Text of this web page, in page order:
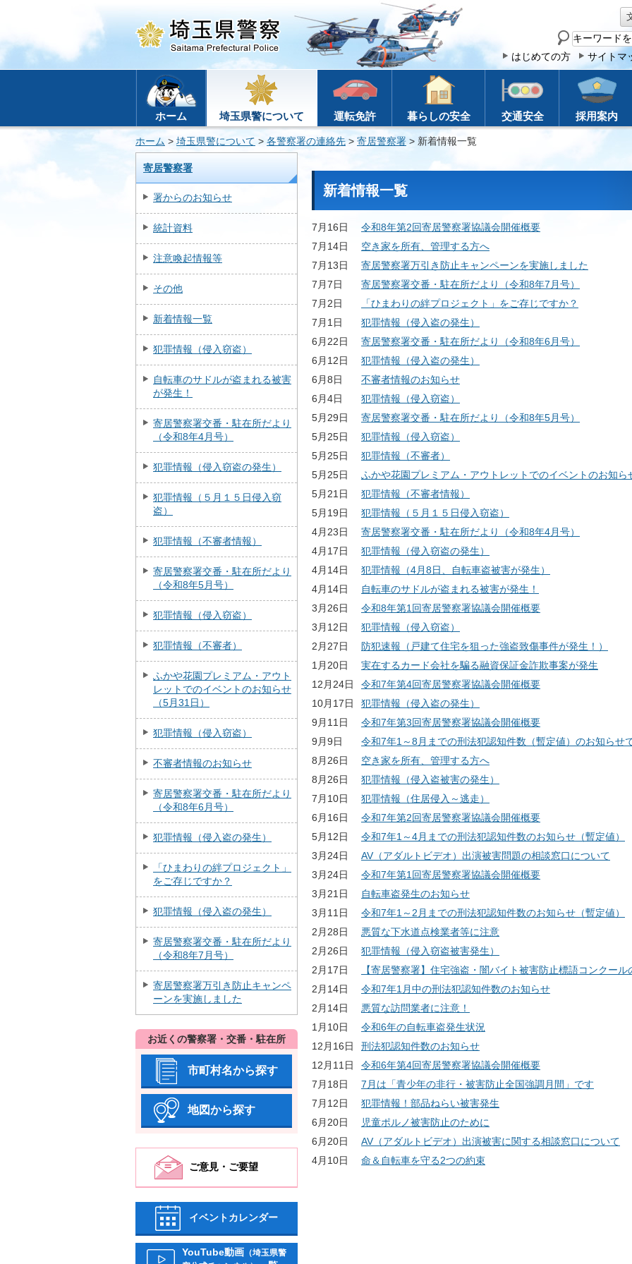
サ
イ
ト
はじめての方 サイトマ
ホーム 埼玉県警について 運転免許 暮らしの安全 交通安全 採用案内
ホーム > 埼玉県警について > 各警察署の連絡先 > 寄居警察署 > 新着情報一覧
寄居警察署
署からのお知らせ
統計資料
注意喚起情報等
その他
新着情報一覧
犯罪情報（侵入窃盗）
自転車のサドルが盗まれる被害
が発生！
寄居警察署交番・駐在所だより
（令和8年4月号）
犯罪情報（侵入窃盗の発生）
犯罪情報（５月１５日侵入窃
盗）
犯罪情報（不審者情報）
寄居警察署交番・駐在所だより
（令和8年5月号）
犯罪情報（侵入窃盗）
犯罪情報（不審者）
ふかや花園プレミアム・アウト
レットでのイベントのお知らせ
（5月31日）
犯罪情報（侵入窃盗）
不審者情報のお知らせ
寄居警察署交番・駐在所だより
（令和8年6月号）
犯罪情報（侵入盗の発生）
「ひまわりの絆プロジェクト」
をご存じですか？
犯罪情報（侵入盗の発生）
寄居警察署交番・駐在所だより
（令和8年7月号）
寄居警察署万引き防止キャンペ
ーンを実施しました
お近くの警察署・交番・駐在所
市町村名から探す
地図から探す
ご意見・ご要望
イベントカレンダー
YouTube動画 （埼玉県警
新着情報一覧
7月16日
令和8年第2回寄居警察署協議会開催概要
7月14日
空き家を所有、管理する方へ
7月13日
寄居警察署万引き防止キャンペーンを実施しました
7月7日
寄居警察署交番・駐在所だより（令和8年7月号）
7月2日
「ひまわりの絆プロジェクト」をご存じですか？
7月1日
犯罪情報（侵入盗の発生）
6月22日
寄居警察署交番・駐在所だより（令和8年6月号）
6月12日
犯罪情報（侵入盗の発生）
6月8日
不審者情報のお知らせ
6月4日
犯罪情報（侵入窃盗）
5月29日
寄居警察署交番・駐在所だより（令和8年5月号）
5月25日
犯罪情報（侵入窃盗）
5月25日
犯罪情報（不審者）
5月25日
ふかや花園プレミアム・アウトレットでのイベントのお知ら
5月21日
犯罪情報（不審者情報）
5月19日
犯罪情報（５月１５日侵入窃盗）
4月23日
寄居警察署交番・駐在所だより（令和8年4月号）
4月17日
犯罪情報（侵入窃盗の発生）
4月14日
犯罪情報（4月8日、自転車盗被害が発生）
4月14日
自転車のサドルが盗まれる被害が発生！
3月26日
令和8年第1回寄居警察署協議会開催概要
3月12日
犯罪情報（侵入窃盗）
2月27日
防犯速報（戸建て住宅を狙った強盗致傷事件が発生！）
1月20日
実在するカード会社を騙る融資保証金詐欺事案が発生
12月24日
令和7年第4回寄居警察署協議会開催概要
10月17日
犯罪情報（侵入盗の発生）
9月11日
令和7年第3回寄居警察署協議会開催概要
9月9日
令和7年1～8月までの刑法犯認知件数（暫定値）のお知らせ
8月26日
空き家を所有、管理する方へ
8月26日
犯罪情報（侵入盗被害の発生）
7月10日
犯罪情報（住居侵入～逃走）
6月16日
令和7年第2回寄居警察署協議会開催概要
5月12日
令和7年1～4月までの刑法犯認知件数のお知らせ（暫定値）
3月24日
AV（アダルトビデオ）出演被害問題の相談窓口について
3月24日
令和7年第1回寄居警察署協議会開催概要
3月21日
自転車盗発生のお知らせ
3月11日
令和7年1～2月までの刑法犯認知件数のお知らせ（暫定値）
2月28日
悪質な下水道点検業者等に注意
2月26日
犯罪情報（侵入窃盗被害発生）
2月17日
【寄居警察署】住宅強盗・闇バイト被害防止標語コンクール
2月14日
令和7年1月中の刑法犯認知件数のお知らせ
2月14日
悪質な訪問業者に注意！
1月10日
令和6年の自転車盗発生状況
12月16日
刑法犯認知件数のお知らせ
12月11日
令和6年第4回寄居警察署協議会開催概要
7月18日
7月は「青少年の非行・被害防止全国強調月間」です
7月12日
犯罪情報！部品ねらい被害発生
6月20日
児童ポルノ被害防止のために
6月20日
AV（アダルトビデオ）出演被害に関する相談窓口について
4月10日
命＆自転車を守る2つの約束